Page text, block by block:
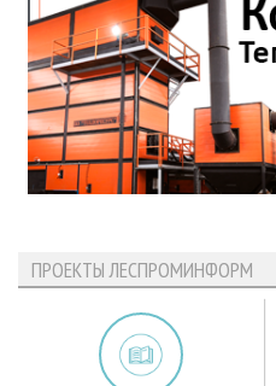
ПРОЕКТЫ ЛЕСПРОМИНФОРМ